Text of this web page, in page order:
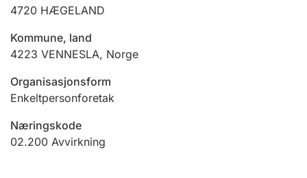
Jeger
Ektepaktveileder
Offentlig sektor
4720 HÆGELAND
Kommune, land
4223 VENNESLA, Norge
Organisasjonsform
Enkeltpersonforetak
Næringskode
02.200 Avvirkning